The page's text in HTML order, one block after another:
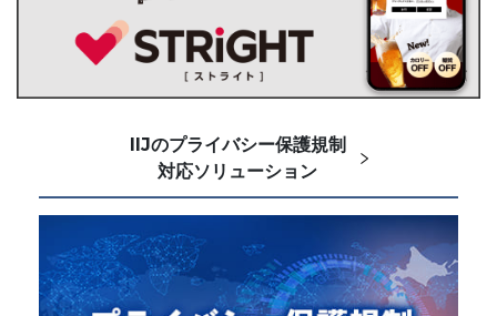
IIJのプライバシー保護規制
対応ソリューション